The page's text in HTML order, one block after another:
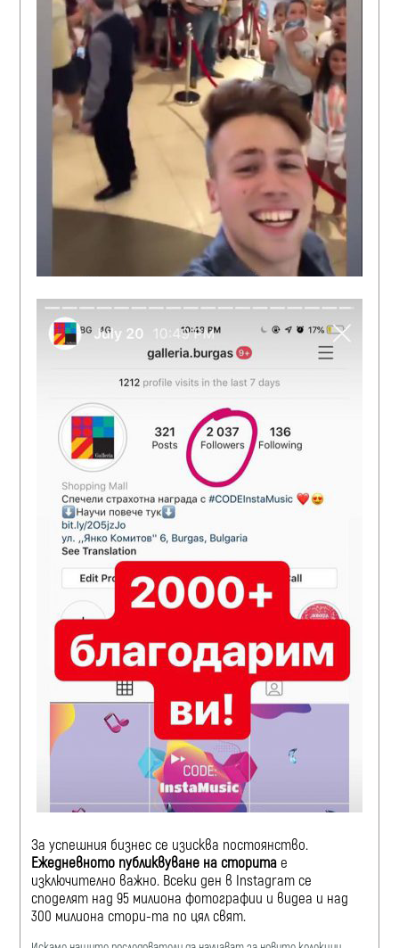
За успешния бизнес се изисква постоянство.
Ежедневното публиквуване на сторита е
изключително важно. Всеки ден в Instagram се
споделят над 95 милиона фотографии и видеа и над
300 милиона стори-та по цял свят.